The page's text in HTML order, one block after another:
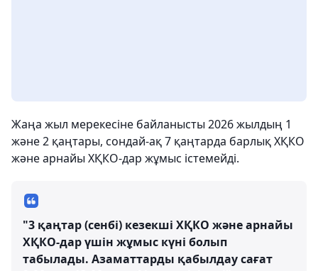
Жаңа жыл мерекесіне байланысты 2026 жылдың 1
және 2 қаңтары, сондай-ақ 7 қаңтарда барлық ХҚКО
және арнайы ХҚКО-дар жұмыс істемейді.
"3 қаңтар (сенбі) кезекші ХҚКО және арнайы
ХҚКО-дар үшін жұмыс күні болып
табылады. Азаматтарды қабылдау сағат